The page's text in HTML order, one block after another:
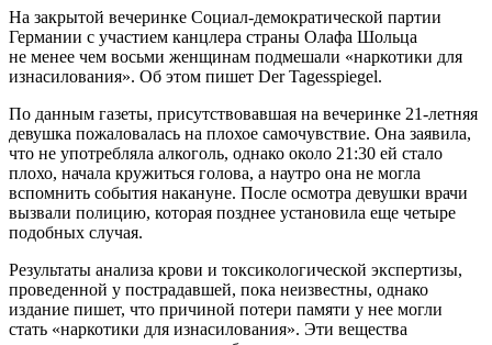
На закрытой вечеринке Социал-демократической партии
Германии с участием канцлера страны Олафа Шольца
не менее чем восьми женщинам подмешали «наркотики для
изнасилования». Об этом пишет Der Tagesspiegel.
По данным газеты, присутствовавшая на вечеринке 21-летняя
девушка пожаловалась на плохое самочувствие. Она заявила,
что не употребляла алкоголь, однако около 21:30 ей стало
плохо, начала кружиться голова, а наутро она не могла
вспомнить события накануне. После осмотра девушки врачи
вызвали полицию, которая позднее установила еще четыре
подобных случая.
Результаты анализа крови и токсикологической экспертизы,
проведенной у пострадавшей, пока неизвестны, однако
издание пишет, что причиной потери памяти у нее могли
стать «наркотики для изнасилования». Эти вещества